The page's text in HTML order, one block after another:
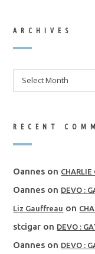
ARCHIVES
RECENT
Oannes on CHARLIE
Oannes on DEVO :
Liz Gauffreau on
stcigar on DEVO :
Oannes on DEVO :